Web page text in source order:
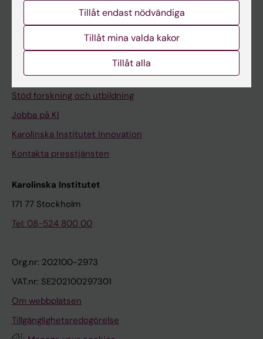
Medarbetarportalen
Universitetsbiblioteket
Stöd forskning och utbildning
Jobba på KI
Karolinska Institutet Innovation
Kontakta presstjänsten
Karolinska Institutet
171 77 Stockholm
Tel: 08-524 800 00
Org.nr: 202100-2973
VAT.nr: SE202100297301
Om webbplatsen
Tillgänglighetsredogörelse
Tillåt endast nödvändiga
Tillåt mina valda kakor
Tillåt alla